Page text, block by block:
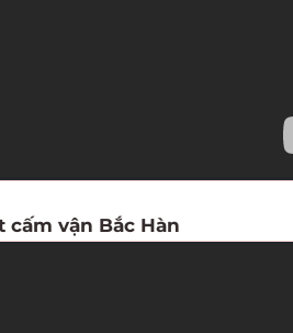
cấm vận Bắc Hàn